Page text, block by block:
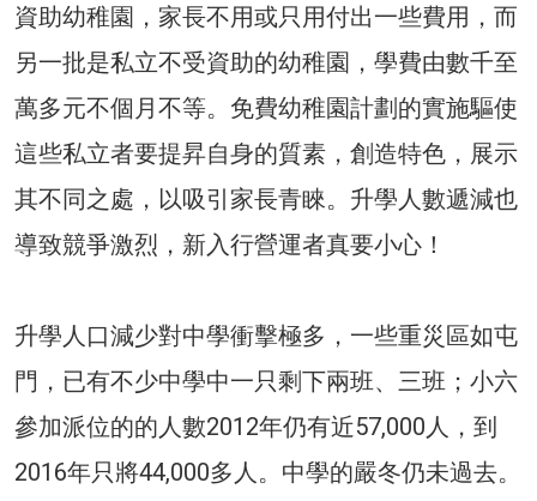
資助幼稚園，家長不用或只用付出一些費用，而
另一批是私立不受資助的幼稚園，學費由數千至
萬多元不個月不等。免費幼稚園計劃的實施驅使
這些私立者要提昇自身的質素，創造特色，展示
其不同之處，以吸引家長青睞。升學人數遞減也
導致競爭激烈，新入行營運者真要小心！
升學人口減少對中學衝擊極多，一些重災區如屯
門，已有不少中學中一只剩下兩班、三班；小六
參加派位的的人數2012年仍有近57,000人，到
2016年只將44,000多人。中學的嚴冬仍未過去。